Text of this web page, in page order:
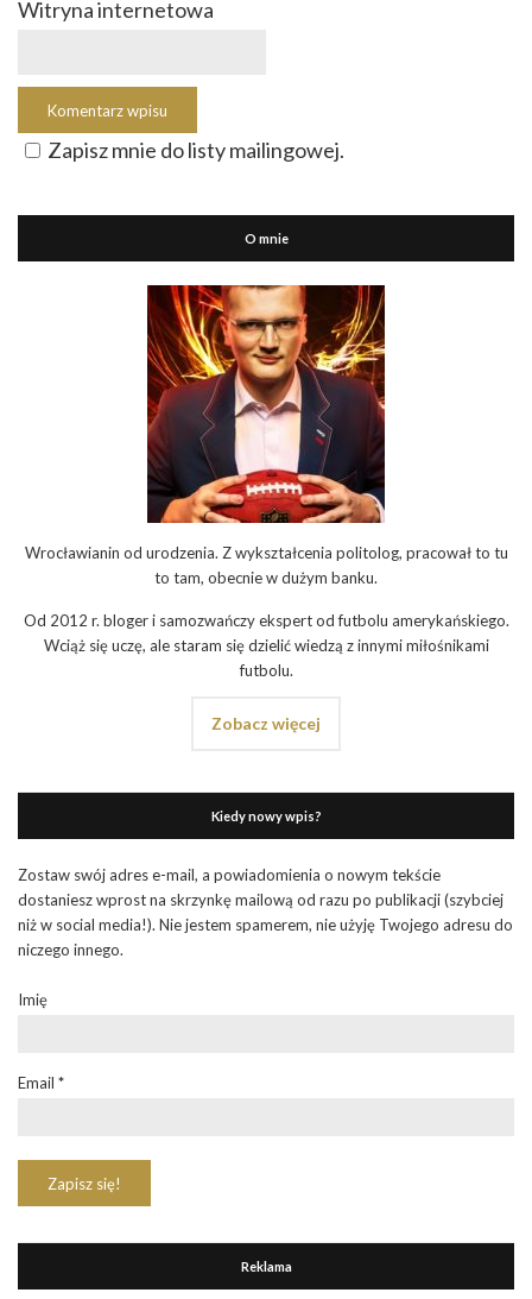
Witryna internetowa
Zapisz mnie do listy mailingowej.
O mnie
Wrocławianin od urodzenia. Z wykształcenia politolog, pracował to tu
to tam, obecnie w dużym banku.
Od 2012 r. bloger i samozwańczy ekspert od futbolu amerykańskiego.
Wciąż się uczę, ale staram się dzielić wiedzą z innymi miłośnikami
futbolu.
Zobacz więcej
Kiedy nowy wpis?
Zostaw swój adres e-mail, a powiadomienia o nowym tekście
dostaniesz wprost na skrzynkę mailową od razu po publikacji (szybciej
niż w social media!). Nie jestem spamerem, nie użyję Twojego adresu do
niczego innego.
Imię
Email *
Reklama